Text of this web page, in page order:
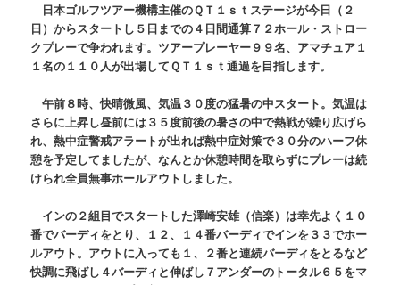
日本ゴルフツアー機構主催のＱＴ１ｓｔステージが今日（２
日）からスタートし５日までの４日間通算７２ホール・ストロー
クプレーで争われます。ツアープレーヤー９９名、アマチュア１
１名の１１０人が出場してＱＴ１ｓｔ通過を目指します。
午前８時、快晴微風、気温３０度の猛暑の中スタート。気温は
さらに上昇し昼前には３５度前後の暑さの中で熱戦が繰り広げら
れ、熱中症警戒アラートが出れば熱中症対策で３０分のハーフ休
憩を予定してましたが、なんとか休憩時間を取らずにプレーは続
けられ全員無事ホールアウトしました。
インの２組目でスタートした澤崎安雄（信楽）は幸先よく１０
番でバーディをとり、１２、１４番バーディでインを３３でホー
ルアウト。アウトに入っても１、２番と連続バーディをとるなど
快調に飛ばし４バーディと伸ばし７アンダーのトータル６５をマ